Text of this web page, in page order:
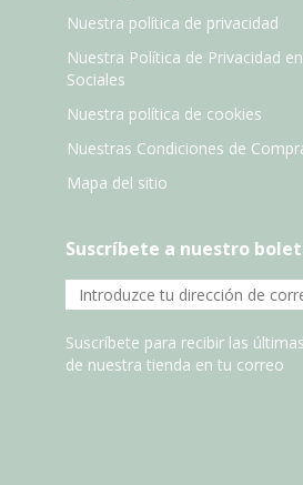
Nuestra política de privacidad
Nuestra Política de Privacidad
Sociales
Nuestra política de cookies
Nuestras Condiciones de
Mapa del sitio
Suscríbete a nuestro
Suscríbete para recibir las
de nuestra tienda en tu correo